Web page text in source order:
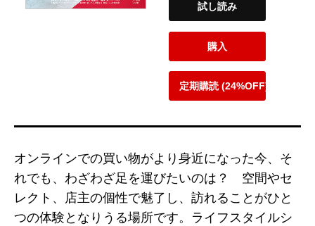
試し読み
購入
定期購読 (24%OFF)
オンラインでの買い物がより身近になった今、そ
れでも、わざわざ足を運びたいのは？ 空間やセ
レクト、店主の個性で魅了し、訪れることがひと
つの体験となりうる場所です。ライフスタイルシ